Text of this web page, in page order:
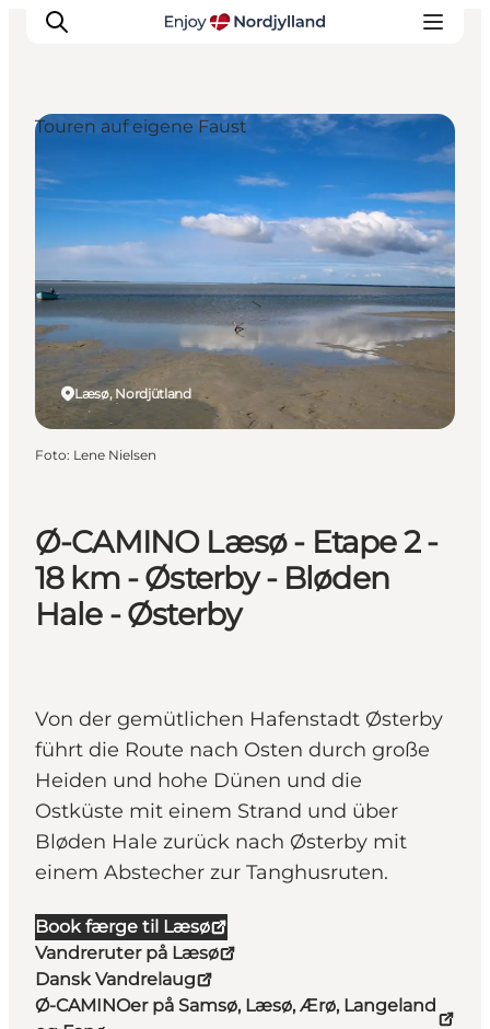
Erlebnisse
Reiseplanung
Destinationen
Guides
Veranstaltungen
Für Kinder
Ø-CAMINO Læsø - Etape 2 -
18 km - Østerby - Bløden
Hale - Østerby
Von der gemütlichen Hafenstadt Østerby
führt die Route nach Osten durch große
Heiden und hohe Dünen und die
Ostküste mit einem Strand und über
Bløden Hale zurück nach Østerby mit
einem Abstecher zur Tanghusruten.
Book færge til Læsø
Vandreruter på Læsø
Dansk Vandrelaug
Ø-CAMINOer på Samsø, Læsø, Ærø, Langeland
Læsø, Nordjütland
Touren auf eigene Faust
Foto: Lene Nielsen